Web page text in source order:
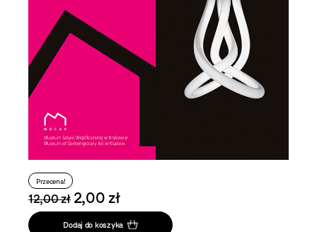
Przecena!
12,00 zł 2,00 zł
Dodaj do koszyka